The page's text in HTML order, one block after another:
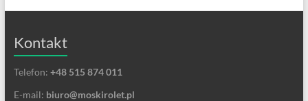
Kontakt
Telefon: +48 515 874 011
E-mail: biuro@moskirolet.pl